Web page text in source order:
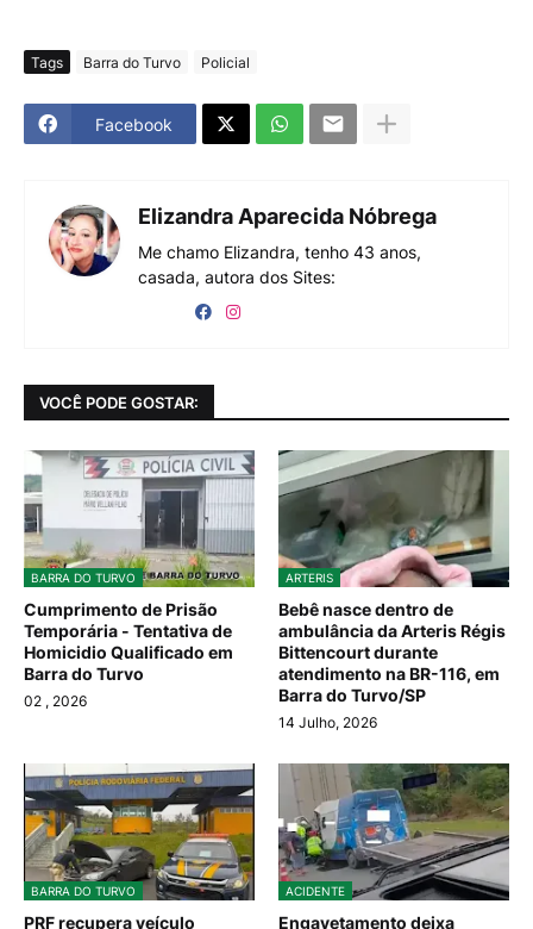
Tags Barra do Turvo Policial
Facebook
Elizandra Aparecida Nóbrega
Me chamo Elizandra, tenho 43 anos,
casada, autora dos Sites:
VOCÊ PODE GOSTAR:
BARRA DO TURVO
Cumprimento de Prisão
Temporária - Tentativa de
Homicidio Qualificado em
Barra do Turvo
02 , 2026
ARTERIS
Bebê nasce dentro de
ambulância da Arteris Régis
Bittencourt durante
atendimento na BR-116, em
Barra do Turvo/SP
14 Julho, 2026
BARRA DO TURVO
PRF recupera veículo
ACIDENTE
Engavetamento deixa